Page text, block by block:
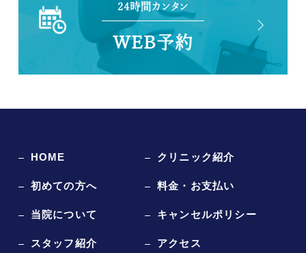
24時間カンタン
WEB予約
HOME
初めての方へ
当院について
スタッフ紹介
クリニック紹介
料金・お支払い
キャンセルポリシー
アクセス